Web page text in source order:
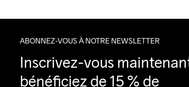
ABONNEZ-VOUS À NOTRE NEWSLETTER
Inscrivez-vous
bénéficiez de 15 % de